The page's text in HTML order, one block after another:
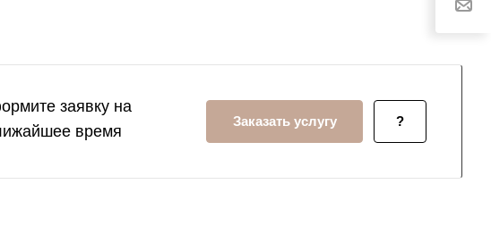
заявку на
время
Заказать услугу ?